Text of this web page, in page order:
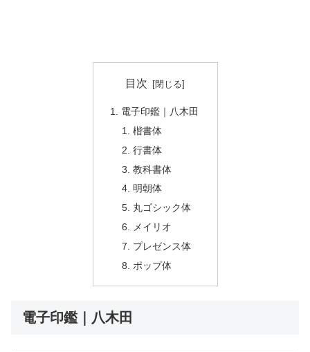
目次
電子印鑑｜八木田
楷書体
行書体
教科書体
明朝体
丸ゴシック体
メイリオ
プレゼンス体
ポップ体
電子印鑑｜八木田